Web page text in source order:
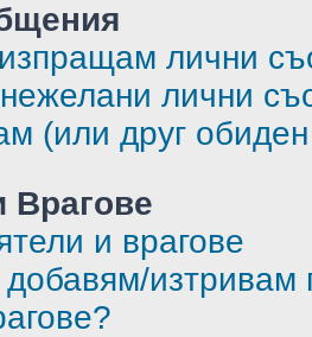
лични
лични
(или друг
Врагове
и врагове
изтривам